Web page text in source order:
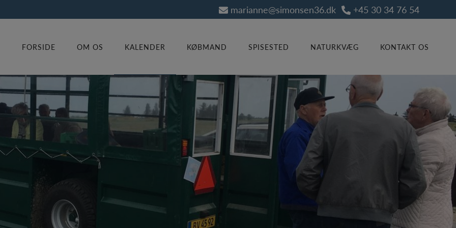
marianne@simonsen36.dk +45 30 34 76 54
FORSIDE OM OS KALENDER KØBMAND SPISESTED NATURKVÆG KONTAKT OS